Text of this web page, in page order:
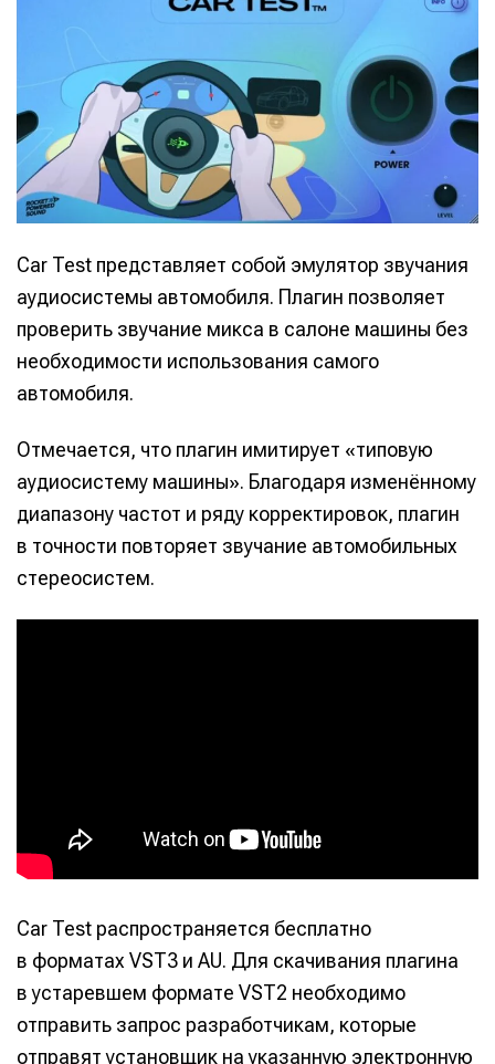
Car Test представляет собой эмулятор звучания
аудиосистемы автомобиля. Плагин позволяет
проверить звучание микса в салоне машины без
необходимости использования самого
автомобиля.
Отмечается, что плагин имитирует «типовую
аудиосистему машины». Благодаря изменённому
диапазону частот и ряду корректировок, плагин
в точности повторяет звучание автомобильных
стереосистем.
Car Test распространяется бесплатно
в форматах VST3 и AU. Для скачивания плагина
в устаревшем формате VST2 необходимо
отправить запрос разработчикам, которые
отправят установщик на указанную электронную